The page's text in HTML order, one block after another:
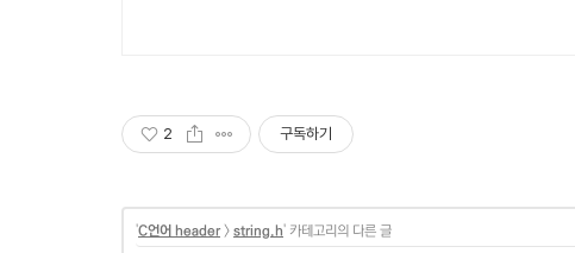
2 구독하기
'C언어 header > string.h' 카테고리의 다른 글